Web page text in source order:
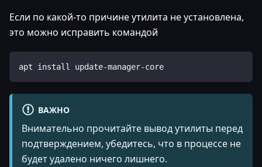
Если по какой-то причине утилита не установлена,
это можно исправить командой
apt install update-manager-core
ВАЖНО
Внимательно прочитайте вывод утилиты перед
подтверждением, убедитесь, что в процессе не
будет удалено ничего лишнего.